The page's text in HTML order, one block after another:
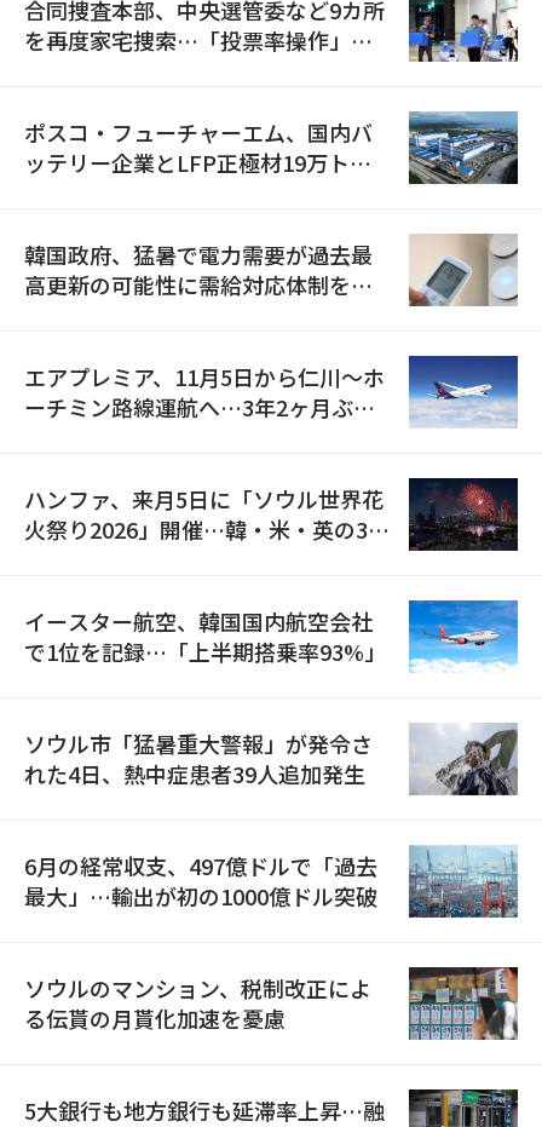
合同捜査本部、中央選管委など9カ所
を再度家宅捜索…「投票率操作」の
ポスコ・フューチャーエム、国内バ
ッテリー企業とLFP正極材19万トン
韓国政府、猛暑で電力需要が過去最
高更新の可能性に需給対応体制を点
エアプレミア、11月5日から仁川〜ホ
ーチミン路線運航へ…3年2ヶ月ぶり
ハンファ、来月5日に「ソウル世界花
火祭り2026」開催…韓・米・英の3カ
イースター航空、韓国国内航空会社
で1位を記録…「上半期搭乗率93%」
ソウル市「猛暑重大警報」が発令さ
れた4日、熱中症患者39人追加発生
6月の経常収支、497億ドルで「過去
最大」…輸出が初の1000億ドル突破
ソウルのマンション、税制改正によ
る伝貰の月貰化加速を憂慮
5大銀行も地方銀行も延滞率上昇…融